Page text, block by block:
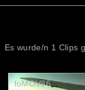
Es wurde/n 1 Clips
foMOV86